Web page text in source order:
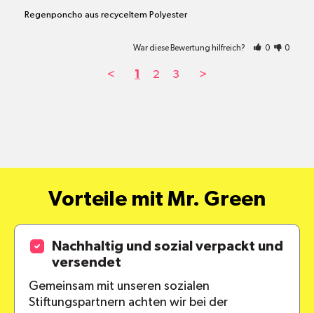
Regenponcho aus recyceltem Polyester
War diese Bewertung hilfreich? 0 0
< 1 2 3 >
Vorteile mit Mr. Green
Nachhaltig und sozial verpackt und
versendet
Gemeinsam mit unseren sozialen
Stiftungspartnern achten wir bei der